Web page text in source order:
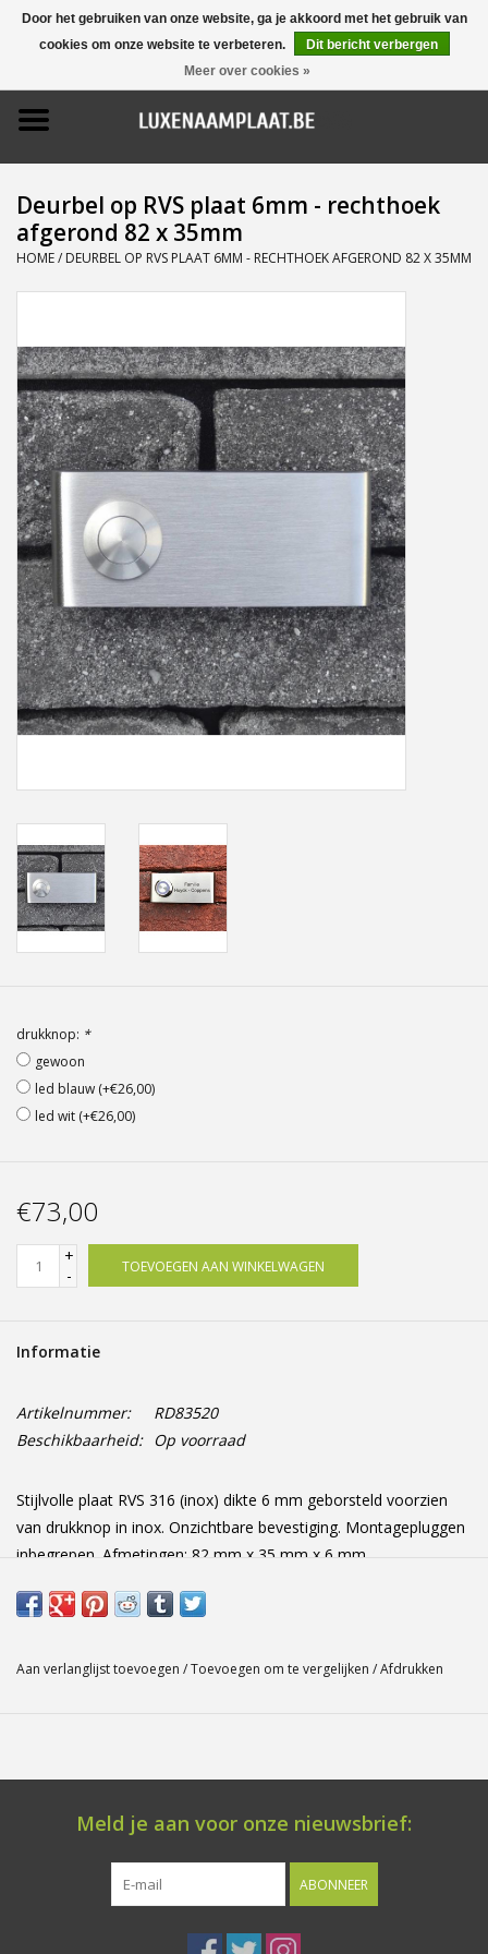
0 Artikelen - €0,00
Home
Promoties
Naamborden
Deurbellen
Huisnummers
Pictogrammen
Brievenbussen
Freesletters
Accessoires
Bestelling op maat
Cadeaubonnen
Portfolio
kleuren en lettertypes
Deurbel op RVS plaat 6mm - rechthoek
afgerond 82 x 35mm
HOME/ DEURBEL OP RVS PLAAT 6MM - RECHTHOEK AFGEROND 82 X 35MM
drukknop: *
gewoon
led blauw (+€26,00)
led wit (+€26,00)
€73,00
+
-
TOEVOEGEN AAN WINKELWAGEN
Informatie
Artikelnummer:
RD83520
Beschikbaarheid: Op voorraad
Stijlvolle plaat RVS 316 (inox) dikte 6 mm geborsteld voorzien
van drukknop in inox. Onzichtbare bevestiging. Montagepluggen
inbegrepen. Afmetingen: 82 mm x 35 mm x 6 mm
Aan verlanglijst toevoegen /Toevoegen om te vergelijken /Afdrukken
Meld je aan voor onze nieuwsbrief:
ABONNEER
Door het gebruiken van onze website, ga je akkoord met het gebruik van
cookies om onze website te verbeteren.
Dit bericht verbergen
Meer over cookies »